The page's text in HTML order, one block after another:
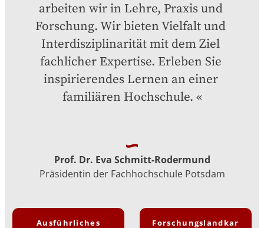
arbeiten wir in Lehre, Praxis und
Forschung. Wir bieten Vielfalt und
Interdisziplinarität mit dem Ziel
fachlicher Expertise. Erleben Sie
inspirierendes Lernen an einer
familiären Hochschule.
Prof. Dr. Eva Schmitt-Rodermund
Präsidentin der Fachhochschule Potsdam
Ausführliches
Forschungslandkar